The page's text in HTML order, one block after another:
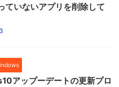
ていないアプリを削除して
アップーデートの更新プロ